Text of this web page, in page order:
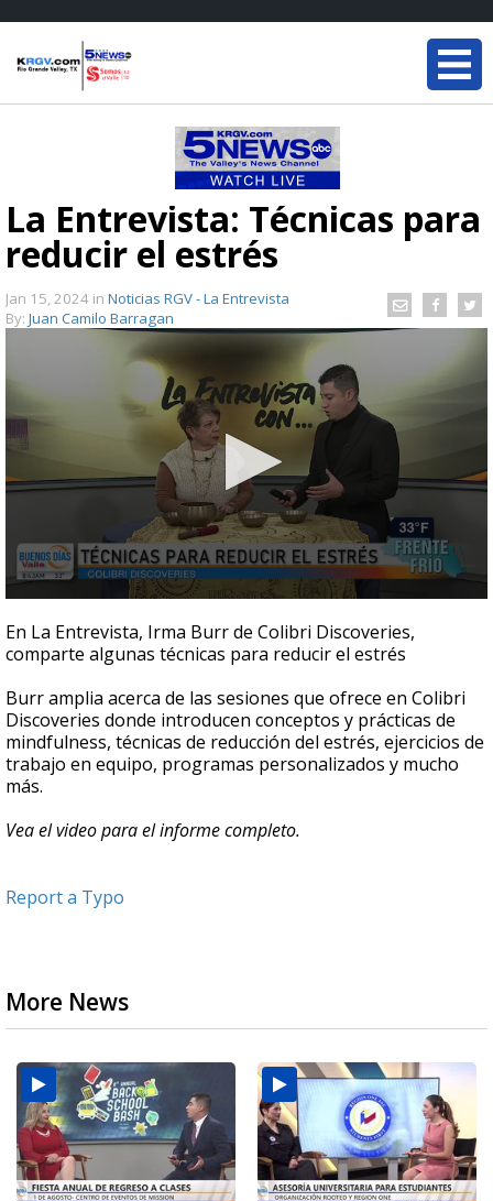
La Entrevista: Técnicas para
reducir el estrés
Jan 15, 2024 in Noticias RGV - La Entrevista
By: Juan Camilo Barragan
seconds
of
5
34
seconds
En La Entrevista, Irma Burr de Colibri Discoveries,
comparte algunas técnicas para reducir el estrés
Burr amplia acerca de las sesiones que ofrece en Colibri
Discoveries donde introducen conceptos y prácticas de
mindfulness, técnicas de reducción del estrés, ejercicios de
trabajo en equipo, programas personalizados y mucho
más.
Vea el video para el informe completo.
Report a Typo
More News